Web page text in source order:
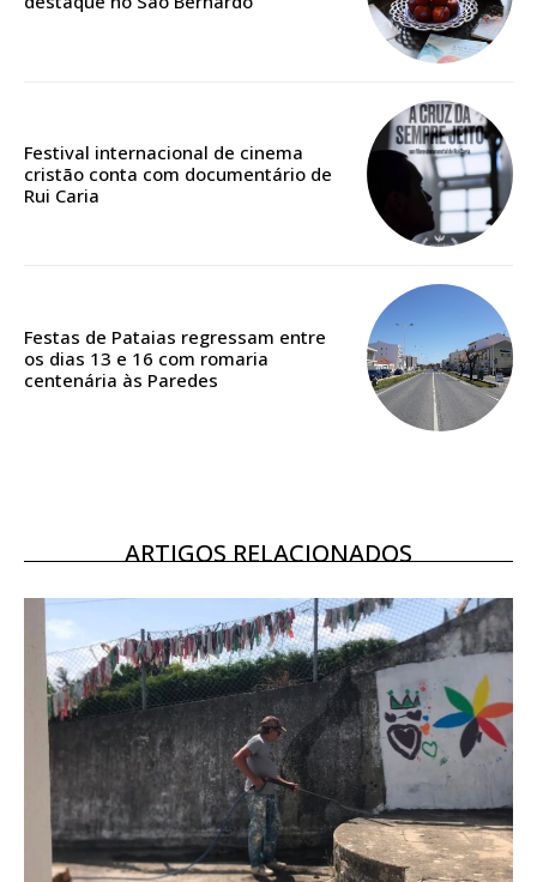
Edição em papel entregue à Quinta-feira em sua
Acesso aos conteúdos Exclusivos para
assinantes
12 meses
Acesso ao conteúdo online
Acesso aos conteúdos Exclusivos para
assinantes
Ofertas para assinatura anual
Escolha o plano
Festival internacional de cinema
cristão conta com documentário de
Rui Caria
Festas de Pataias regressam entre
os dias 13 e 16 com romaria
centenária às Paredes
ARTIGOS RELACIONADOS